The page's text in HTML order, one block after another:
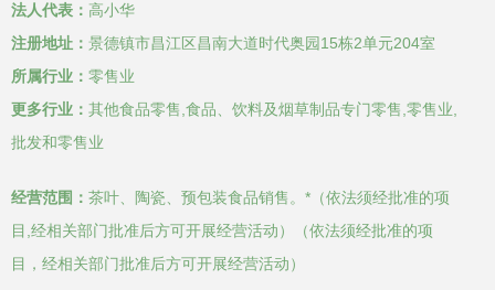
法人代表： 高小华
注册地址： 景德镇市昌江区昌南大道时代奥园15栋2单元204室
所属行业： 零售业
更多行业： 其他食品零售,食品、饮料及烟草制品专门零售,零售业,
批发和零售业
经营范围： 茶叶、陶瓷、预包装食品销售。*（依法须经批准的项
目,经相关部门批准后方可开展经营活动）（依法须经批准的项
目，经相关部门批准后方可开展经营活动）